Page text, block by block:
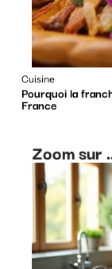
Cuisine
Pourquoi la
France
Zoom sur